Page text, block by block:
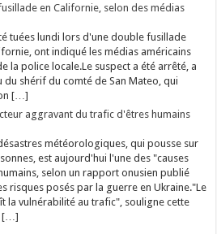
Alex Dutilh sur le
Ecrit le 09/08 13:29
à Ronquières:
t-elle réussi à
Thijs a donné à
un festival en
Ecrit le 09/08 13:01
en Californie, selon des médias
tuées lundi lors d'une double fusillade
ont indiqué les médias américains
la police locale.Le suspect a été arrêté, a
shérif du comté de San Mateo, qui
[…]
aggravant du trafic d'êtres humains
météorologiques, qui pousse sur
est aujourd'hui l'une des "causes
selon un rapport onusien publié
risques posés par la guerre en Ukraine."Le
la vulnérabilité au trafic", souligne cette
[…]